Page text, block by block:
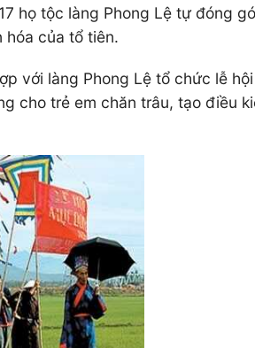
họ tộc làng Phong Lệ tự đóng
của tổ tiên.
với làng Phong Lệ tổ chức lễ
cho trẻ em chăn trâu, tạo điều